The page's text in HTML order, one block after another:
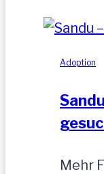
Adoption
Mehr